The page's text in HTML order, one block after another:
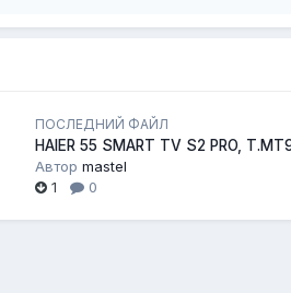
ПОСЛЕДНИЙ ФАЙЛ
HAIER 55 SMART TV S2 PRO,
Авторmastel
1
0